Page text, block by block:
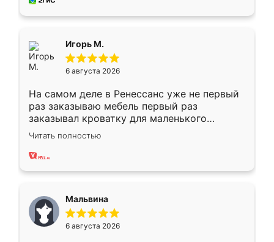
Игорь М.
6 августа 2026
На самом деле в Ренессанс уже не первый
раз заказываю мебель первый раз
заказывал кроватку для маленького
ребёнка при его рождении ,во второй раз
заказал шкаф-купе. По качеству очень
хорошее сборка достаточно быстрая,
меньше, здесь же он более разнообразный.
Мне нравится ,если что-то потребуется из
мебели буду заказывать только здесь.
Читать полностью
Мальвина
6 августа 2026